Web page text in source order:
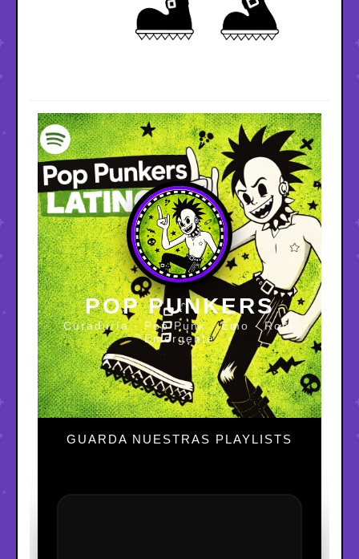
POP PUNKERS
Curaduría · Pop Punk · Emo · Rock
Emergente
GUARDA NUESTRAS PLAYLISTS